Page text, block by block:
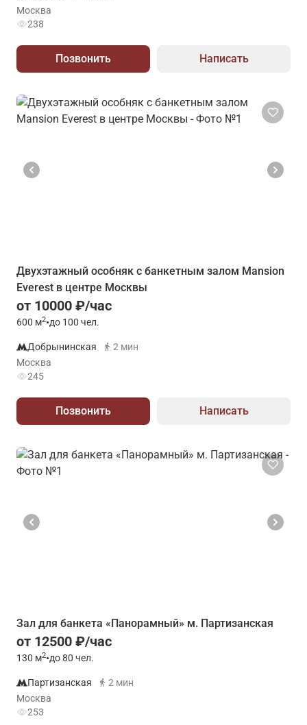
Москва
238
Позвонить Написать
Двухэтажный особняк с банкетным залом Mansion
Everest в центре Москвы
от 10000 ₽/час
600 м2•до 100 чел.
Добрынинская
2 мин
Москва
245
Позвонить Написать
Зал для банкета «Панорамный» м. Партизанская
от 12500 ₽/час
130 м2•до 80 чел.
Партизанская
2 мин
Москва
253